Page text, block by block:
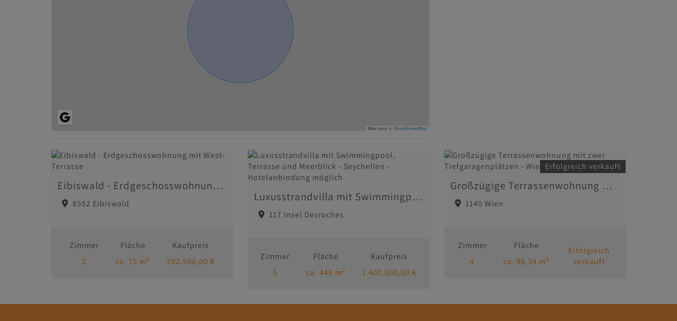
Map data © OpenStreetMap
Eibiswald - Erdgeschosswohnung mit West-Terrasse
8552 Eibiswald
Zimmer
2
Fläche
ca. 75 m2
Kaufpreis
292.500,00 €
Luxusstrandvilla mit Swimmingpool, Terrasse und Meerblick - Seychellen - Hotelanbindung möglich
117 Insel Desroches
Zimmer
5
Fläche
ca. 440 m2
Kaufpreis
1.400.000,00 €
Erfolgreich verkauft
Großzügige Terrassenwohnung mit zwei Tiefgaragenplätzen - Wien 1140 Hadersdorf
1140 Wien
Zimmer
4
Fläche
ca. 96,34 m2
Erfolgreich
verkauft